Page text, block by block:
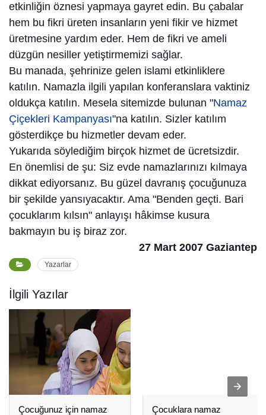
etkinliğin öznesi yapmaya gayret edin. Bu çabalar
hem bu fikri üreten insanların yeni fikir ve hizmet
üretmesine yardım eder. Hem de fikri ve ameli
düzgün nesiller yetiştirmemizi sağlar.
Bu manada, şehrinize gelen islami etkinliklere
katılın. Namazla ilgili yapılan konferanslara vaktiniz
oldukça katılın. Mesela sitemizde bulunan "Namaz
Çiçekleri Kampanyası"na katılın. Sizler katılım
gösterdikçe bu hizmetler devam eder.
Yukarıda söylediğim birçok hizmet de ücretsizdir.
En önemlisi de şu: Siz evde namazlarınızı kılmaya
dikkat ediyorsanız. Bu güzel davranış çocuğunuza
bir şekilde yansıyacaktır. Ama "Benden geçti. Bari
çocuklarım kılsın" anlayışı hâkimse kusura
bakmayın bu iş biraz zor.
27 Mart 2007 Gaziantep
Yazarlar
İlgili Yazılar
Çocuğunuz için namaz
Çocuklara namaz